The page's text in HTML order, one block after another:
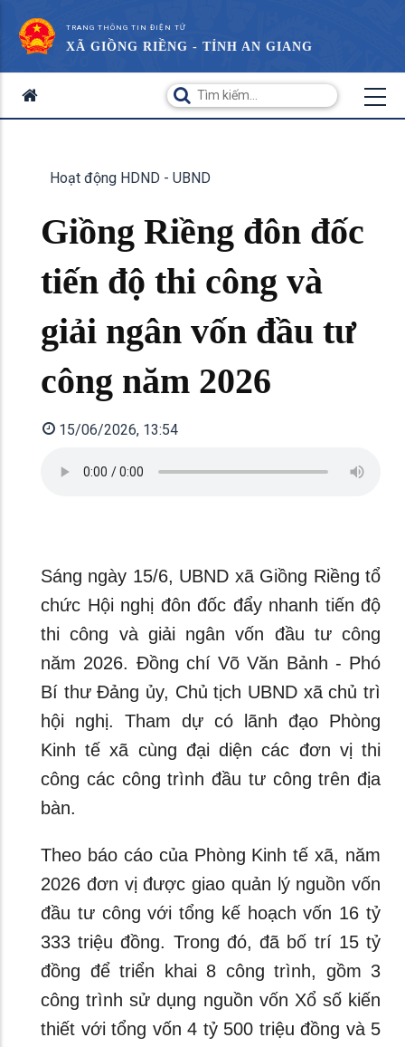
TRANG THÔNG TIN ĐIỆN TỬ
XÃ GIỒNG RIỀNG - TỈNH AN GIANG
Hoạt động HDND - UBND
Giồng Riềng đôn đốc
tiến độ thi công và
giải ngân vốn đầu tư
công năm 2026
15/06/2026, 13:54
Sáng ngày 15/6, UBND xã Giồng Riềng tổ
chức Hội nghị đôn đốc đẩy nhanh tiến độ
thi công và giải ngân vốn đầu tư công
năm 2026. Đồng chí Võ Văn Bảnh - Phó
Bí thư Đảng ủy, Chủ tịch UBND xã chủ trì
hội nghị. Tham dự có lãnh đạo Phòng
Kinh tế xã cùng đại diện các đơn vị thi
công các công trình đầu tư công trên địa
bàn.
Theo báo cáo của Phòng Kinh tế xã, năm
2026 đơn vị được giao quản lý nguồn vốn
đầu tư công với tổng kế hoạch vốn 16 tỷ
333 triệu đồng. Trong đó, đã bố trí 15 tỷ
đồng để triển khai 8 công trình, gồm 3
công trình sử dụng nguồn vốn Xổ số kiến
thiết với tổng vốn 4 tỷ 500 triệu đồng và 5